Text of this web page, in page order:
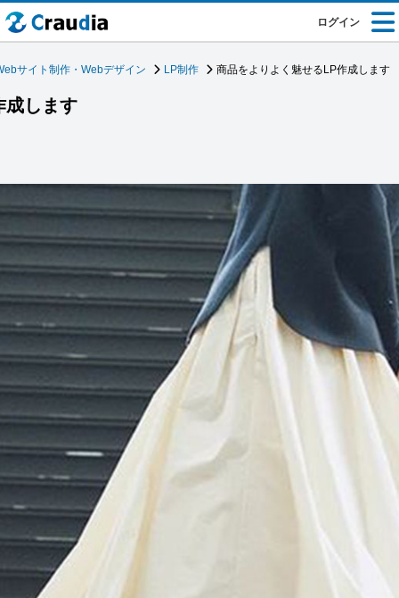
ログイン
サイト制作・Webデザイン LP制作 商品をよりよく魅せるLP作成します
成します